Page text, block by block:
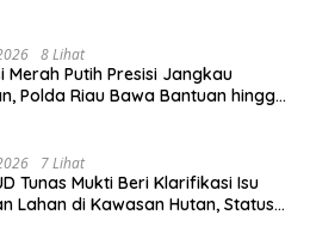
8 Lihat
Merah Putih Presisi Jangkau
Polda Riau Bawa Bantuan hingga
7 Lihat
Tunas Mukti Beri Klarifikasi Isu
Lahan di Kawasan Hutan, Status